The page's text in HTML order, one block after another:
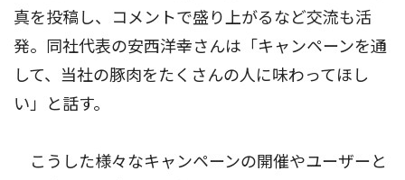
真を投稿し、コメントで盛り上がるなど交流も活
発。同社代表の安西洋幸さんは「キャンペーンを通
して、当社の豚肉をたくさんの人に味わってほし
い」と話す。
こうした様々なキャンペーンの開催やユーザーと